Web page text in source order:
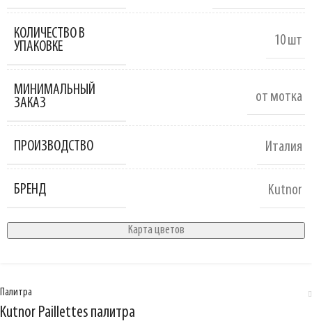
КОЛИЧЕСТВО В
УПАКОВКЕ
10 шт
МИНИМАЛЬНЫЙ
ЗАКАЗ
от мотка
ПРОИЗВОДСТВО Италия
БРЕНД Kutnor
Карта цветов
Палитра
Kutnor Paillettes палитра